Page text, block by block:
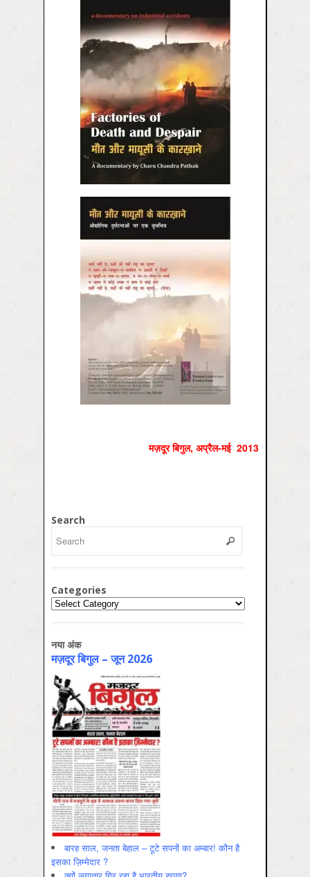
मज़दूर बिगुल, अप्रैल-मई 2013
Search
Categories
Categories
नया अंक
मज़दूर बिगुल – जून 2026
बारह साल, जनता बेहाल – टूटे सपनों का अम्बार! कौन है
इसका ज़िम्मेदार ?